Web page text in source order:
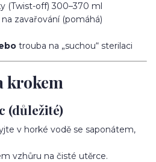
(Twist-off) 300–370 ml
zavařování (pomáhá)
trouba na „suchou“ sterilaci
krokem
(důležité)
v horké vodě se saponátem,
vzhůru na čisté utěrce.